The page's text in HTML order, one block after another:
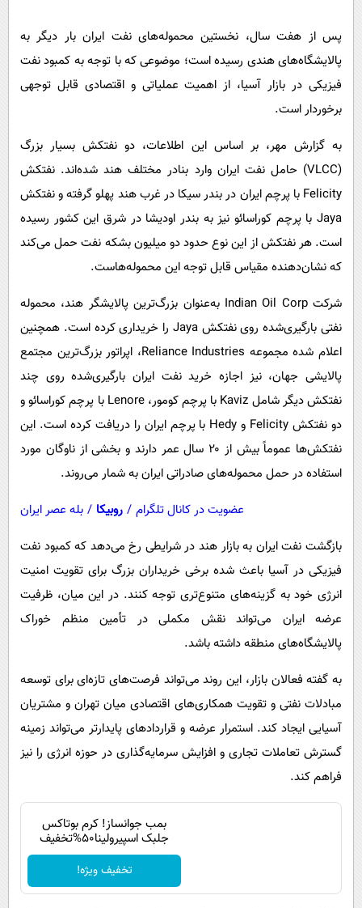
فناوری
گوناگون
فرهنگی
بین الملل
اجتماعی
حیات وحش
سیاست خارجی
روانشناسی
آشپزی
پس از هفت سال، نخستین محموله‌های نفت ایران بار دیگر به
پالایشگاه‌های هندی رسیده است؛ موضوعی که با توجه به کمبود نفت
فیزیکی در بازار آسیا، از اهمیت عملیاتی و اقتصادی قابل توجهی
برخوردار است.
به گزارش مهر، بر اساس این اطلاعات، دو نفتکش بسیار بزرگ
(VLCC) حامل نفت ایران وارد بنادر مختلف هند شده‌اند. نفتکش
Felicity با پرچم ایران در بندر سیکا در غرب هند پهلو گرفته و نفتکش
Jaya با پرچم کوراسائو نیز به بندر اودیشا در شرق این کشور رسیده
است. هر نفتکش از این نوع حدود دو میلیون بشکه نفت حمل می‌کند
که نشان‌دهنده مقیاس قابل توجه این محموله‌هاست.
شرکت Indian Oil Corp به‌عنوان بزرگ‌ترین پالایشگر هند، محموله
نفتی بارگیری‌شده روی نفتکش Jaya را خریداری کرده است. همچنین
اعلام شده مجموعه Reliance Industries، اپراتور بزرگ‌ترین مجتمع
پالایشی جهان، نیز اجازه خرید نفت ایران بارگیری‌شده روی چند
نفتکش دیگر شامل Kaviz با پرچم کومور، Lenore با پرچم کوراسائو و
دو نفتکش Felicity و Hedy با پرچم ایران را دریافت کرده است. این
نفتکش‌ها عموماً بیش از ۲۰ سال عمر دارند و بخشی از ناوگان مورد
استفاده در حمل محموله‌های صادراتی ایران به شمار می‌روند.
عضویت در کانال تلگرام / روبیکا / بله عصر ایران
بازگشت نفت ایران به بازار هند در شرایطی رخ می‌دهد که کمبود نفت
فیزیکی در آسیا باعث شده برخی خریداران بزرگ برای تقویت امنیت
انرژی خود به گزینه‌های متنوع‌تری توجه کنند. در این میان، ظرفیت
عرضه ایران می‌تواند نقش مکملی در تأمین منظم خوراک
پالایشگاه‌های منطقه داشته باشد.
به گفته فعالان بازار، این روند می‌تواند فرصت‌های تازه‌ای برای توسعه
مبادلات نفتی و تقویت همکاری‌های اقتصادی میان تهران و مشتریان
آسیایی ایجاد کند. استمرار عرضه و قراردادهای پایدارتر می‌تواند زمینه
گسترش تعاملات تجاری و افزایش سرمایه‌گذاری در حوزه انرژی را نیز
فراهم کند.
بمب جوانساز! کرم بوتاکس
جلبک اسپیرولینا50%تخفیف
تخفیف ویژه!